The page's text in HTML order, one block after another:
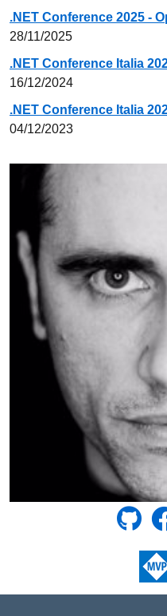
.NET Conference 2025 -
28/11/2025
.NET Conference Italia
16/12/2024
.NET Conference Italia
04/12/2023